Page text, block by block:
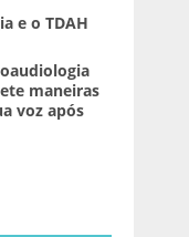
e o TDAH
maneiras
voz após